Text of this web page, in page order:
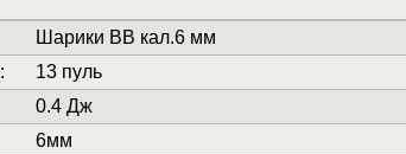
Шарики BB кал.6 мм
:
13 пуль
0.4 Дж
6мм